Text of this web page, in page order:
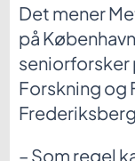
Det mener
på
seniorforsker
Forskning og
– Som regel